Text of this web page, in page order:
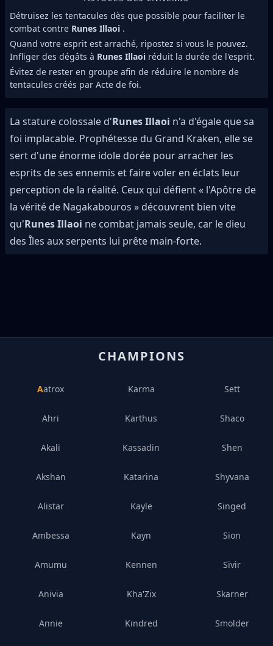
Détruisez les tentacules dès que possible pour faciliter le
combat contre Runes Illaoi .
Quand votre esprit est arraché, ripostez si vous le pouvez.
Infliger des dégâts à Runes Illaoi réduit la durée de l'esprit.
Évitez de rester en groupe afin de réduire le nombre de
tentacules créés par Acte de foi.
La stature colossale d'Runes Illaoi n'a d'égale que sa
foi implacable. Prophétesse du Grand Kraken, elle se
sert d'une énorme idole dorée pour arracher les
esprits de ses ennemis et faire voler en éclats leur
perception de la réalité. Ceux qui défient « l'Apôtre de
la vérité de Nagakabouros » découvrent bien vite
qu'Runes Illaoi ne combat jamais seule, car le dieu
des Îles aux serpents lui prête main-forte.
CHAMPIONS
Aatrox
Ahri
Akali
Akshan
Alistar
Ambessa
Amumu
Anivia
Annie
Karma
Karthus
Kassadin
Katarina
Kayle
Kayn
Kennen
Kha'Zix
Kindred
Sett
Shaco
Shen
Shyvana
Singed
Sion
Sivir
Skarner
Smolder